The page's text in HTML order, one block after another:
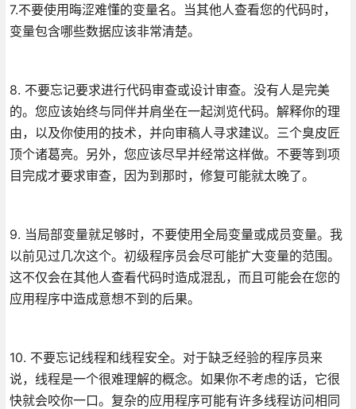
7.不要使用晦涩难懂的变量名。当其他人查看您的代码时，
变量包含哪些数据应该非常清楚。
8. 不要忘记要求进行代码审查或设计审查。没有人是完美
的。您应该始终与同伴并肩坐在一起浏览代码。解释你的理
由，以及你使用的技术，并向审稿人寻求建议。三个臭皮匠
顶个诸葛亮。另外，您应该尽早并经常这样做。不要等到项
目完成才要求审查，因为到那时，修复可能就太晚了。
9. 当局部变量就足够时，不要使用全局变量或成员变量。我
以前见过几次这个。初级程序员会尽可能扩大变量的范围。
这不仅会在其他人查看代码时造成混乱，而且可能会在您的
应用程序中造成意想不到的后果。
10. 不要忘记线程和线程安全。对于缺乏经验的程序员来
说，线程是一个很难理解的概念。如果你不考虑的话，它很
快就会咬你一口。复杂的应用程序可能有许多线程访问相同